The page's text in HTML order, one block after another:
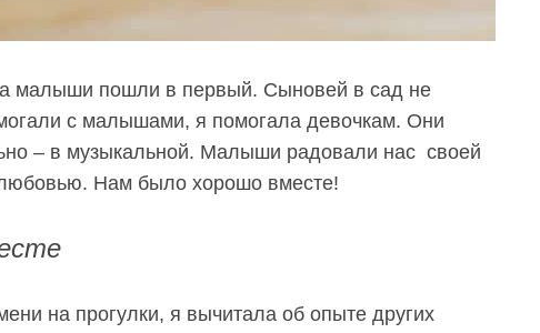
малыши пошли в первый. Сыновей в сад не
с малышами, я помогала девочкам. Они
– в музыкальной. Малыши радовали нас своей
Нам было хорошо вместе!
на прогулки, я вычитала об опыте других